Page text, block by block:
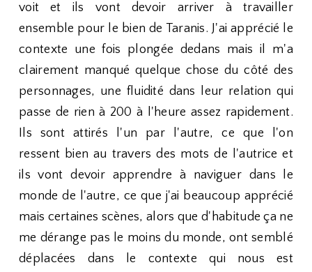
voit et ils vont devoir arriver à travailler
ensemble pour le bien de Taranis. J'ai apprécié le
contexte une fois plongée dedans mais il m'a
clairement manqué quelque chose du côté des
personnages, une fluidité dans leur relation qui
passe de rien à 200 à l'heure assez rapidement.
Ils sont attirés l'un par l'autre, ce que l'on
ressent bien au travers des mots de l'autrice et
ils vont devoir apprendre à naviguer dans le
monde de l'autre, ce que j'ai beaucoup apprécié
mais certaines scènes, alors que d'habitude ça ne
me dérange pas le moins du monde, ont semblé
déplacées dans le contexte qui nous est